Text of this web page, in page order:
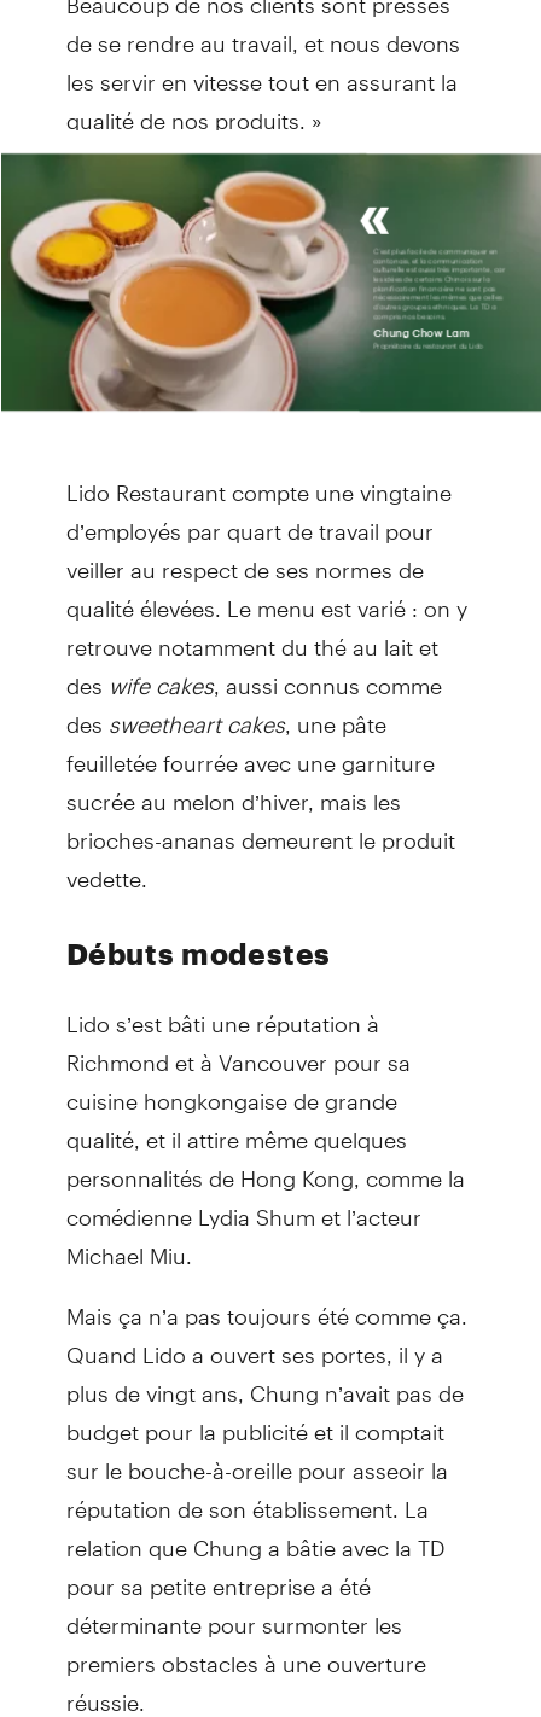
de se rendre au travail, et nous devons
les servir en vitesse tout en assurant la
qualité de nos produits. »
Lido Restaurant compte une vingtaine
d’employés par quart de travail pour
veiller au respect de ses normes de
qualité élevées. Le menu est varié : on y
retrouve notamment du thé au lait et
des wife cakes, aussi connus comme
des sweetheart cakes, une pâte
feuilletée fourrée avec une garniture
sucrée au melon d’hiver, mais les
brioches-ananas demeurent le produit
vedette.
Débuts modestes
Lido s’est bâti une réputation à
Richmond et à Vancouver pour sa
cuisine hongkongaise de grande
qualité, et il attire même quelques
personnalités de Hong Kong, comme la
comédienne Lydia Shum et l’acteur
Michael Miu.
Mais ça n’a pas toujours été comme ça.
Quand Lido a ouvert ses portes, il y a
plus de vingt ans, Chung n’avait pas de
budget pour la publicité et il comptait
sur le bouche-à-oreille pour asseoir la
réputation de son établissement. La
relation que Chung a bâtie avec la TD
pour sa petite entreprise a été
déterminante pour surmonter les
premiers obstacles à une ouverture
réussie.